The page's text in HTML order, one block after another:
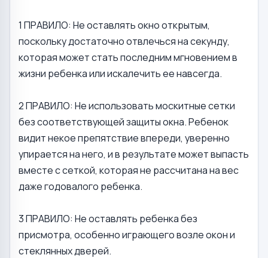
1 ПРАВИЛО: Не оставлять окно открытым,
поскольку достаточно отвлечься на секунду,
которая может стать последним мгновением в
жизни ребенка или искалечить ее навсегда.
2 ПРАВИЛО: Не использовать москитные сетки
без соответствующей защиты окна. Ребенок
видит некое препятствие впереди, уверенно
упирается на него, и в результате может выпасть
вместе с сеткой, которая не рассчитана на вес
даже годовалого ребенка.
3 ПРАВИЛО: Не оставлять ребенка без
присмотра, особенно играющего возле окон и
стеклянных дверей.